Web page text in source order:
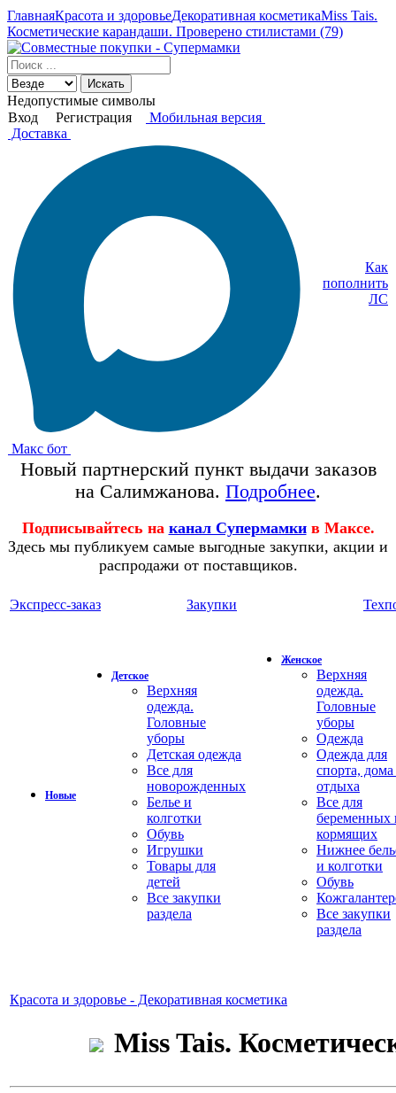
ГлавнаяКрасота и здоровьеДекоративная косметикаMiss Tais.
Косметические карандаши. Проверено стилистами (79)
Искать
Недопустимые символы
Вход
Регистрация
Мобильная версия
Доставка
Макс бот
Как
пополнить
ЛС
Новый партнерский пункт выдачи заказов
на Салимжанова. Подробнее.
Подписывайтесь на канал Супермамки в Максе.
Здесь мы публикуем самые выгодные закупки, акции и
распродажи от поставщиков.
Экспресс-заказ Закупки
Новые
Детское
Верхняя
одежда.
Головные
уборы
Детская одежда
Все для
новорожденных
Белье и
колготки
Обувь
Игрушки
Товары для
детей
Все закупки
раздела
Женское
Верхняя
одежда.
Головные
уборы
Одежда
Одежда для
спорта,
отдыха
Все для
беременных
кормящих
Нижнее
и колготки
Обувь
Все закупки
раздела
Красота и здоровье - Декоративная косметика
Miss Tais.